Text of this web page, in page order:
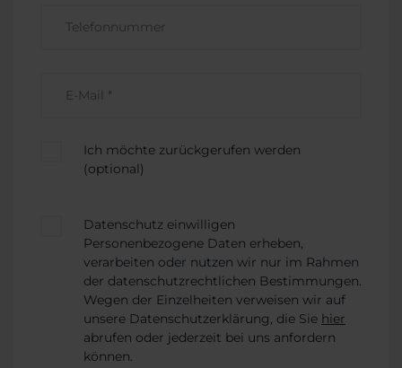
Ich möchte zurückgerufen werden
(optional)
Datenschutz einwilligen
Personenbezogene Daten erheben,
verarbeiten oder nutzen wir nur im Rahmen
der datenschutzrechtlichen Bestimmungen.
Wegen der Einzelheiten verweisen wir auf
unsere Datenschutzerklärung, die Sie hier
abrufen oder jederzeit bei uns anfordern
können.